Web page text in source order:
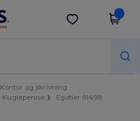
Hent app
Kontor og skrivning
Kuglepenne Egotier 91498